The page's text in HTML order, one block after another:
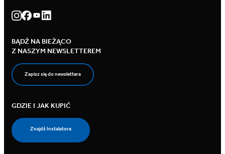
BĄDŹ NA BIEŻĄCO
Z NASZYM NEWSLETTEREM
Zapisz się do newslettera
GDZIE I JAK KUPIĆ
Znajdź Instalatora